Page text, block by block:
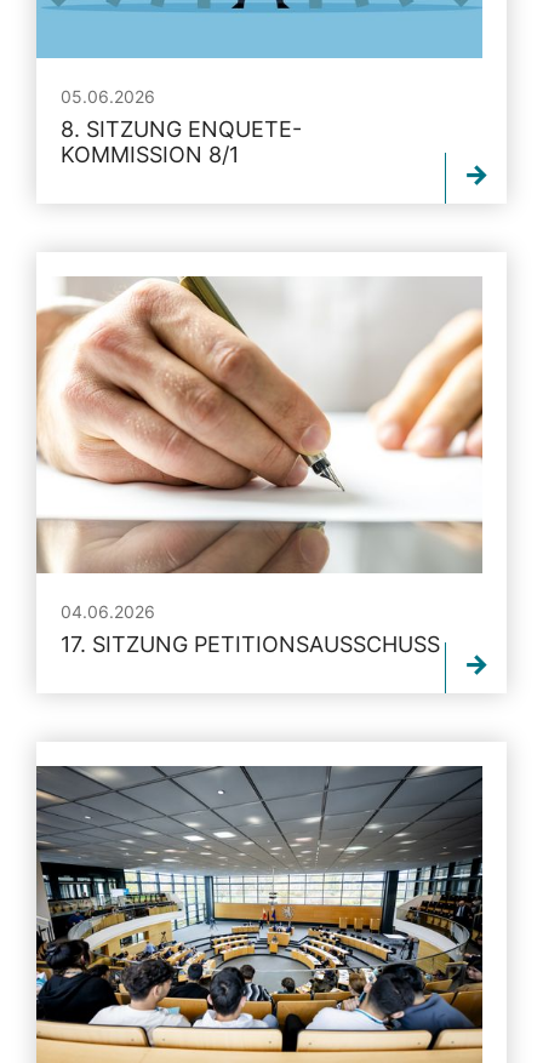
05.06.2026
8. SITZUNG ENQUETE-
KOMMISSION 8/1
04.06.2026
17. SITZUNG PETITIONSAUSSCHUSS